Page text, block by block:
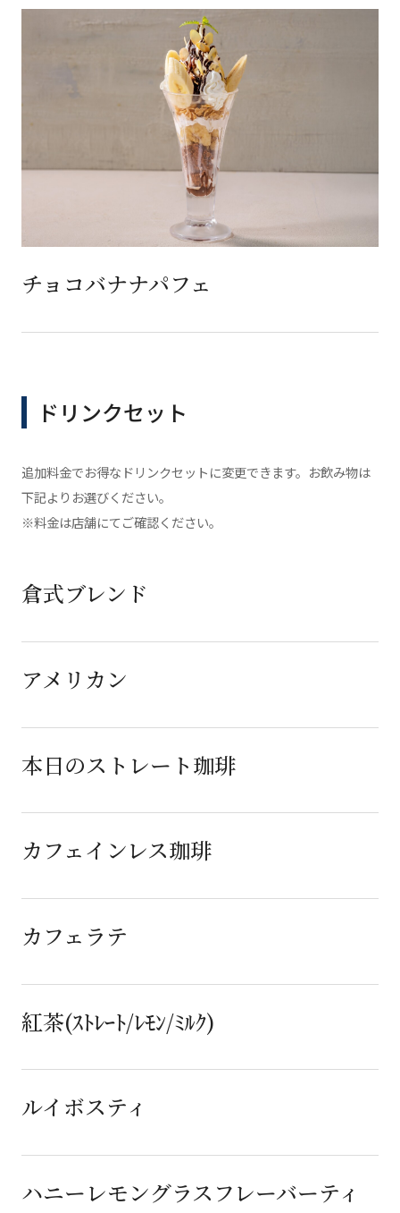
チョコバナナパフェ
ドリンクセット
追加料金でお得なドリンクセットに変更できます。お飲み物は
下記よりお選びください。
※料金は店舗にてご確認ください。
倉式ブレンド
アメリカン
本日のストレート珈琲
カフェインレス珈琲
カフェラテ
紅茶(ｽﾄﾚｰﾄ/ﾚﾓﾝ/ﾐﾙｸ)
ルイボスティ
ハニーレモングラスフレーバーティ